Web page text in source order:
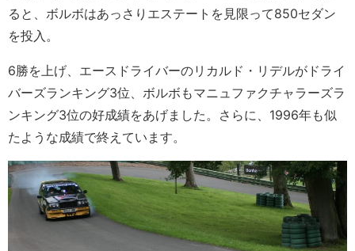
ると、ボルボはあっさりエステートを見限って850セダン
を投入。
6勝を上げ、エースドライバーのリカルド・リデルがドライ
バーズランキング3位、ボルボもマニュファクチャラーズラ
ンキング3位の好成績をあげました。さらに、1996年も似
たような成績で終えています。